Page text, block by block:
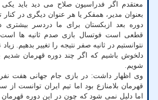
معتقدم اگر فدراسیون صلاح می دید باید یکی
بعنوان مدیر، همفکر یا هر عنوان دیگری در کنار
دوره بعد ازبکستان برای ما دردسر
قطعی است فوتسال بازی صدم ثانیه ها
نتوانستیم در ثانیه صفر نتیجه را تغییر بدهیم. زیاد
دلخوش باشیم که اگر چند دوره قهرمان شدیم
شویم.
قهرمان بلامنازع بود اما تیم ایران توانست از
اما دلیل نمی شود که چون در این دوره قهرمان